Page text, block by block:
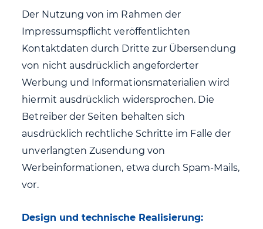
Der Nutzung von im Rahmen der
Impressumspflicht veröffentlichten
Kontaktdaten durch Dritte zur Übersendung
von nicht ausdrücklich angeforderter
Werbung und Informationsmaterialien wird
hiermit ausdrücklich widersprochen. Die
Betreiber der Seiten behalten sich
ausdrücklich rechtliche Schritte im Falle der
unverlangten Zusendung von
Werbeinformationen, etwa durch Spam-Mails,
vor.
Design und technische Realisierung: